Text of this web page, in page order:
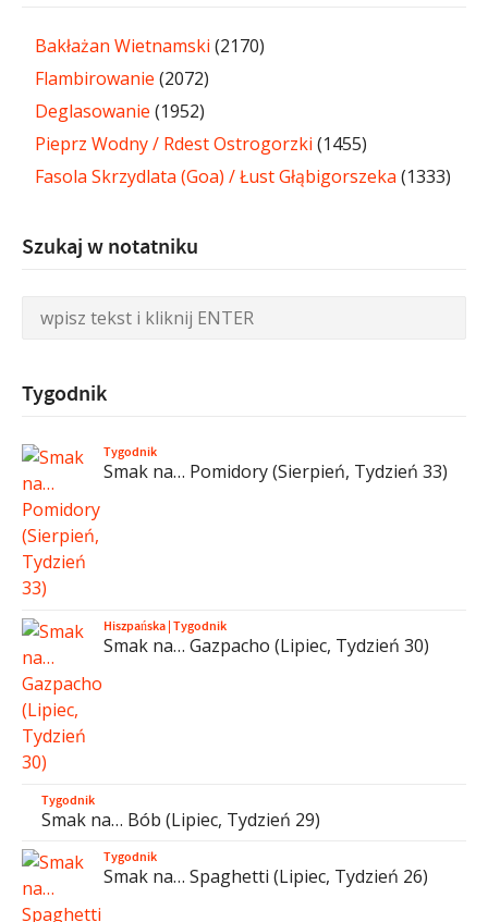
Bakłażan Wietnamski (2170)
Flambirowanie (2072)
Deglasowanie (1952)
Pieprz Wodny / Rdest Ostrogorzki (1455)
Fasola Skrzydlata (Goa) / Łust Głąbigorszeka (1333)
Szukaj w notatniku
Tygodnik
Tygodnik
Smak na… Pomidory (Sierpień, Tydzień 33)
Hiszpańska|Tygodnik
Smak na… Gazpacho (Lipiec, Tydzień 30)
Tygodnik
Smak na… Bób (Lipiec, Tydzień 29)
Tygodnik
Smak na… Spaghetti (Lipiec, Tydzień 26)